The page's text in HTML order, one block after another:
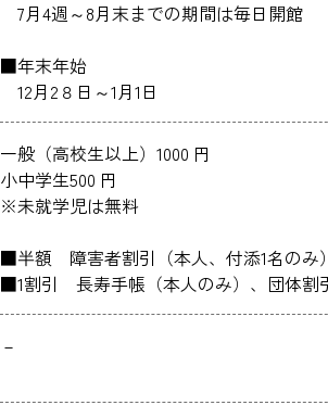
7月4週～8月末までの期間は毎日開館
■年末年始
12月2８日～1月1日
一般（高校生以上）1000 円
小中学生500 円
※未就学児は無料
■半額 障害者割引（本人、付添1名のみ
■1割引 長寿手帳（本人のみ）、団体割
－